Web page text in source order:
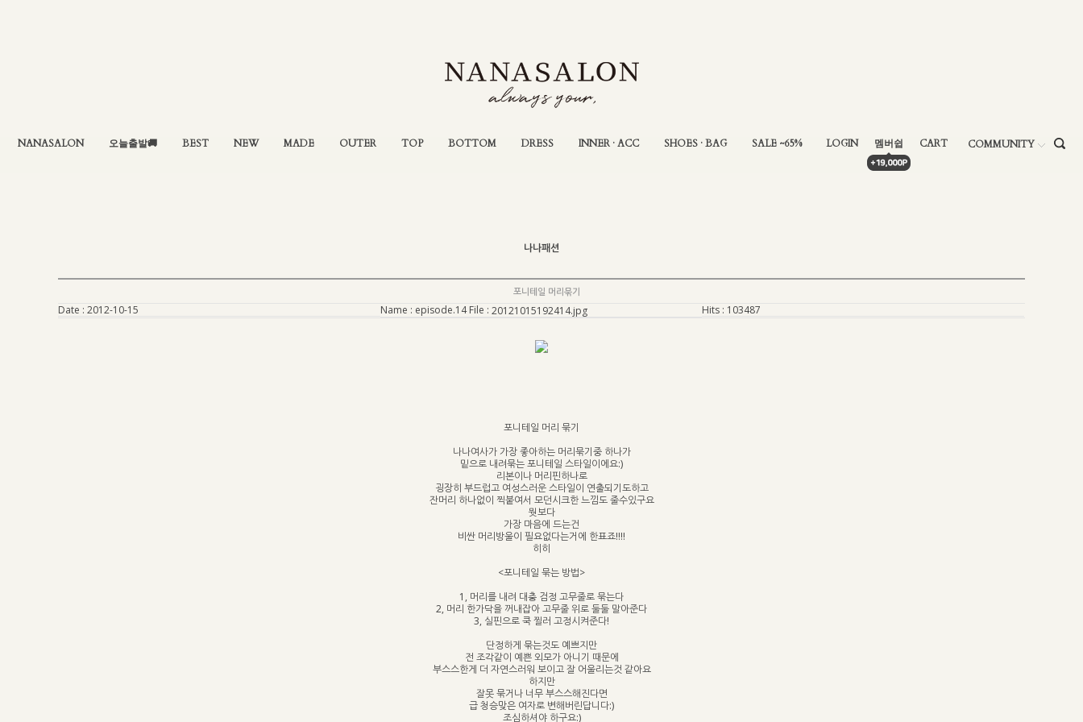
NANASALON 오늘출발🚚 BEST NEW MADE OUTER TOP BOTTOM DRESS INNER · ACC SHOES · BAG SALE ~65% LOGIN 멤버쉽 CART COMMUNITY
나나패션
포니테일 머리묶기
Date : 2012-10-15 Name : episode.14 File : 20121015192414.jpg Hits : 103487
포니테일 머리 묶기
나나여사가 가장 좋아하는 머리묶기중 하나가
밑으로 내려묶는 포니테일 스타일이에요:)
리본이나 머리핀하나로
굉장히 부드럽고 여성스러운 스타일이 연출되기도하고
잔머리 하나없이 찍붙여서 모던시크한 느낌도 줄수있구요
뭣보다
가장 마음에 드는건
비싼 머리방울이 필요없다는거에 한표죠!!!!
히히
<포니테일 묶는 방법>
1, 머리를 내려 대충 검정 고무줄로 묶는다
2, 머리 한가닥을 꺼내잡아 고무줄 위로 둘둘 말아준다
3, 실핀으로 쿡 찔러 고정시켜준다!
단정하게 묶는것도 예쁘지만
전 조각같이 예쁜 외모가 아니기 때문에
부스스한게 더 자연스러워 보이고 잘 어울리는것 같아요
하지만
잘못 묶거나 너무 부스스해진다면
급 청승맞은 여자로 변해버린답니다:)
조심하셔야 하구요:)